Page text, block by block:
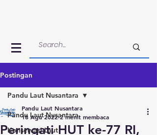
Postingan
Pandu Laut Nusantara
Konservasi Laut
Pandu Laut Nusantara
Peringati HUT ke-77 RI,
Pandu Laut Nusantara
18 Agu 2022 2 menit membaca